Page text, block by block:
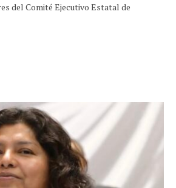
del Comité Ejecutivo Estatal de